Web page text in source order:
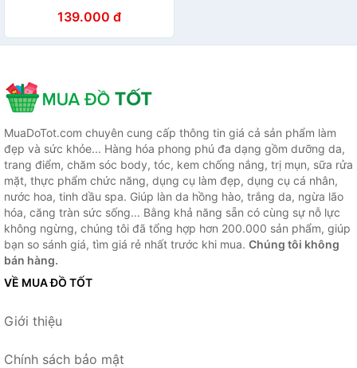
Lì Blackrouge Mỹ Phẩm Hàn
Quốc Background GENB
139.000 đ
MuaDoTot.com chuyên cung cấp thông tin giá cả sản phẩm làm
đẹp và sức khỏe... Hàng hóa phong phú đa dạng gồm dưỡng da,
trang điểm, chăm sóc body, tóc, kem chống nắng, trị mụn, sữa rửa
mặt, thực phẩm chức năng, dụng cụ làm đẹp, dụng cụ cá nhân,
nước hoa, tinh dầu spa. Giúp làn da hồng hào, trắng da, ngừa lão
hóa, căng tràn sức sống... Bằng khả năng sẵn có cùng sự nỗ lực
không ngừng, chúng tôi đã tổng hợp hơn 200.000 sản phẩm, giúp
bạn so sánh giá, tìm giá rẻ nhất trước khi mua. Chúng tôi không
bán hàng.
VỀ MUA ĐỒ TỐT
Giới thiệu
Chính sách bảo mật